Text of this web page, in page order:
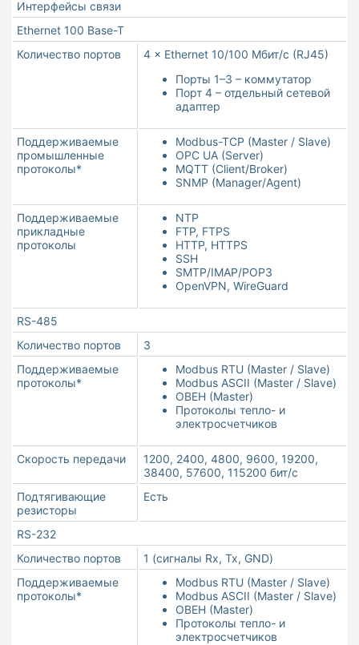
Интерфейсы связи
Ethernet 100 Base-T
Количество портов
4 × Ethernet 10/100 Мбит/c (RJ45)
Порты 1–3 – коммутатор
Порт 4 – отдельный сетевой
адаптер
Поддерживаемые
промышленные
протоколы*
Modbus-TCP (Master / Slave)
OPC UA (Server)
MQTT (Client/Broker)
SNMP (Manager/Agent)
Поддерживаемые
прикладные
протоколы
NTP
FTP, FTPS
HTTP, HTTPS
SSH
SMTP/IMAP/POP3
OpenVPN, WireGuard
RS-485
Количество портов
3
Поддерживаемые
протоколы*
Modbus RTU (Master / Slave)
Modbus ASCII (Master / Slave)
ОВЕН (Master)
Протоколы тепло- и
электросчетчиков
Скорость передачи
1200, 2400, 4800, 9600, 19200,
38400, 57600, 115200 бит/с
Подтягивающие
резисторы
Есть
RS-232
Количество портов
1 (сигналы Rx, Tx, GND)
Поддерживаемые
протоколы*
Modbus RTU (Master / Slave)
Modbus ASCII (Master / Slave)
ОВЕН (Master)
Протоколы тепло- и
электросчетчиков